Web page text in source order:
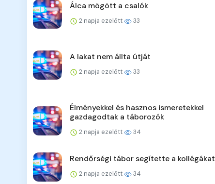
Álca mögött a csalók
2 napja ezelőtt 33
A lakat nem állta útját
2 napja ezelőtt 33
Élményekkel és hasznos ismeretekkel
gazdagodtak a táborozók
2 napja ezelőtt 34
Rendőrségi tábor segítette a kollégákat
2 napja ezelőtt 34